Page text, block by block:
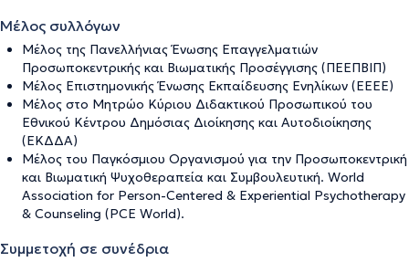
Μέλος συλλόγων
Μέλος της Πανελλήνιας Ένωσης Επαγγελματιών
Προσωποκεντρικής και Βιωματικής Προσέγγισης (ΠΕΕΠΒΙΠ)
Μέλος Επιστημονικής Ένωσης Εκπαίδευσης Ενηλίκων (ΕΕΕΕ)
Μέλος στο Μητρώο Κύριου Διδακτικού Προσωπικού του
Εθνικού Κέντρου Δημόσιας Διοίκησης και Αυτοδιοίκησης
(ΕΚΔΔΑ)
Μέλος του Παγκόσμιου Οργανισμού για την Προσωποκεντρική
και Βιωματική Ψυχοθεραπεία και Συμβουλευτική. World
Association for Person-Centered & Experiential Psychotherapy
& Counseling (PCE World).
Συμμετοχή σε συνέδρια